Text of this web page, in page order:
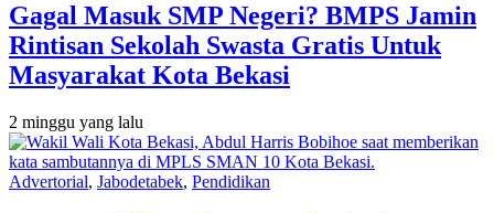
Gagal Masuk SMP Negeri? BMPS Jamin
Rintisan Sekolah Swasta Gratis Untuk
Masyarakat Kota Bekasi
2 minggu yang lalu
Advertorial, Jabodetabek, Pendidikan